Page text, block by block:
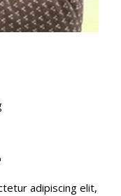
adipiscing elit,